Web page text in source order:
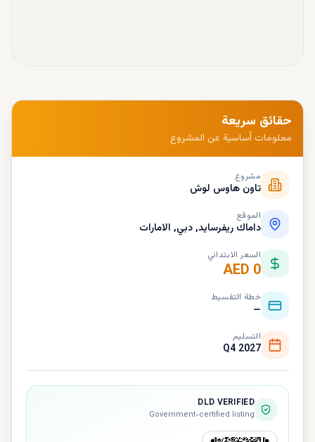
حقائق سريعة
معلومات أساسية عن المشروع
مشروع
تاون هاوس لوش
الموقع
داماك ريفرسايد, دبي, الامارات
السعر الابتدائي
AED 0
خطة التقسيط
—
التسليم
Q4 2027
DLD VERIFIED
Government-certified listing